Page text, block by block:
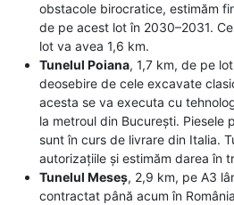
obstacole birocratice, estimăm
de pe acest lot în 2030–2031.
lot va avea 1,6 km.
Tunelul Poiana, 1,7 km, de pe
deosebire de cele excavate
acesta se va executa cu
la metroul din București.
sunt în curs de livrare din Italia.
autorizațiile și estimăm darea în
Tunelul Meseș, 2,9 km, pe A3
contractat până acum în